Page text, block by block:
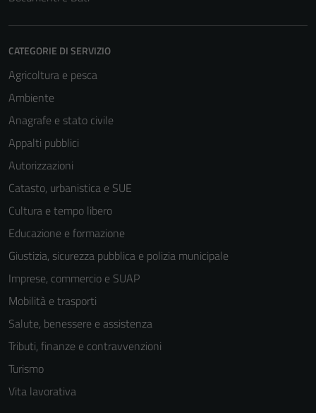
CATEGORIE DI SERVIZIO
Agricoltura e pesca
Ambiente
Anagrafe e stato civile
Appalti pubblici
Autorizzazioni
Catasto, urbanistica e SUE
Cultura e tempo libero
Educazione e formazione
Giustizia, sicurezza pubblica e polizia municipale
Imprese, commercio e SUAP
Mobilità e trasporti
Salute, benessere e assistenza
Tributi, finanze e contravvenzioni
Turismo
Vita lavorativa